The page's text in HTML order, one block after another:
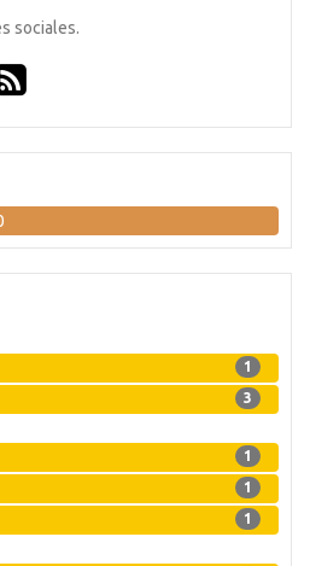
sociales.
1
3
1
1
1